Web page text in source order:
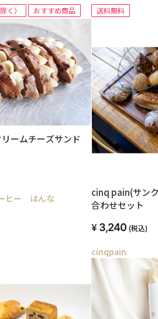
く） おすすめ商品 送料無料
ームチーズサンド
ヒー はんな
cinq pain(サン
合わせセット
3,240 (税込)
cinqpain